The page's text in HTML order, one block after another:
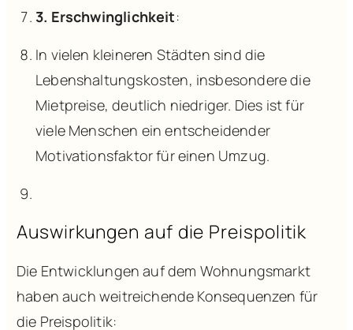
3. Erschwinglichkeit:
In vielen kleineren Städten sind die
Lebenshaltungskosten, insbesondere die
Mietpreise, deutlich niedriger. Dies ist für
viele Menschen ein entscheidender
Motivationsfaktor für einen Umzug.
Auswirkungen auf die Preispolitik
Die Entwicklungen auf dem Wohnungsmarkt
haben auch weitreichende Konsequenzen für
die Preispolitik: